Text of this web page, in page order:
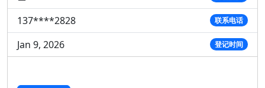
137****2828 联系电话
Jan 9, 2026 登记时间